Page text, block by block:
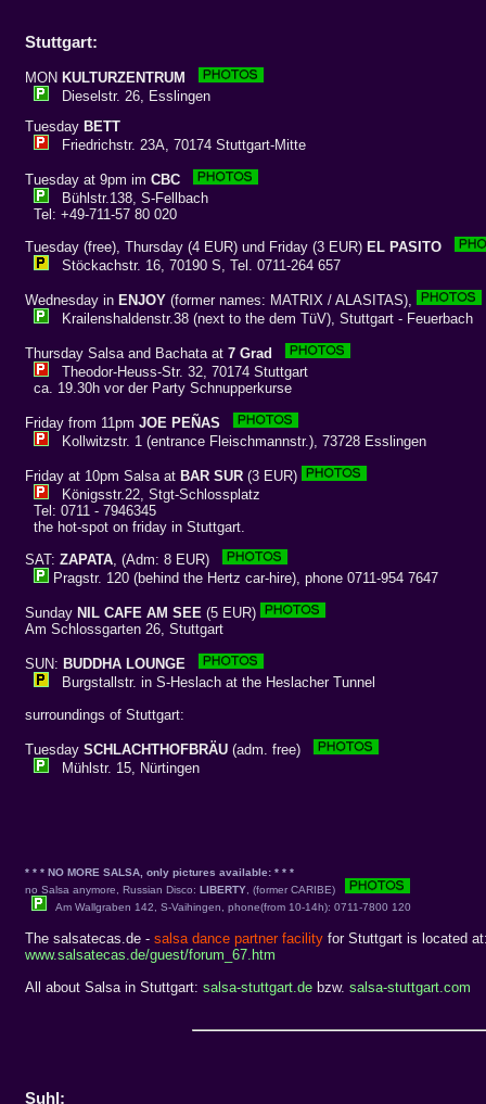
Stuttgart:
MON KULTURZENTRUM
Dieselstr. 26, Esslingen
Tuesday BETT
Friedrichstr. 23A, 70174 Stuttgart-Mitte
Tuesday at 9pm im CBC
Bühlstr.138, S-Fellbach
Tel: +49-711-57 80 020
Tuesday (free), Thursday (4 EUR) und Friday (3 EUR) EL PASITO
Stöckachstr. 16, 70190 S, Tel. 0711-264 657
Wednesday in ENJOY (former names: MATRIX / ALASITAS),
Krailenshaldenstr.38 (next to the dem TüV), Stuttgart - Feuerbach
Thursday Salsa and Bachata at 7 Grad
Theodor-Heuss-Str. 32, 70174 Stuttgart
ca. 19.30h vor der Party Schnupperkurse
Friday from 11pm JOE PEÑAS
Kollwitzstr. 1 (entrance Fleischmannstr.), 73728 Esslingen
Friday at 10pm Salsa at BAR SUR (3 EUR)
Königsstr.22, Stgt-Schlossplatz
Tel: 0711 - 7946345
the hot-spot on friday in Stuttgart.
SAT: ZAPATA , (Adm: 8 EUR)
Pragstr. 120 (behind the Hertz car-hire), phone 0711-954 7647
Sunday NIL CAFE AM SEE (5 EUR)
Am Schlossgarten 26, Stuttgart
SUN: BUDDHA LOUNGE
Burgstallstr. in S-Heslach at the Heslacher Tunnel
surroundings of Stuttgart:
Tuesday SCHLACHTHOFBRÄU (adm. free)
Mühlstr. 15, Nürtingen
* * * NO MORE SALSA, only pictures available: * * *
no Salsa anymore, Russian Disco: LIBERTY , (former CARIBE)
Am Wallgraben 142, S-Vaihingen, phone(from 10-14h): 0711-7800 120
The salsatecas.de - salsa dance partner facility for Stuttgart is located
www.salsatecas.de/guest/forum_67.htm
All about Salsa in Stuttgart: salsa-stuttgart.de bzw. salsa-stuttgart.com
Suhl: